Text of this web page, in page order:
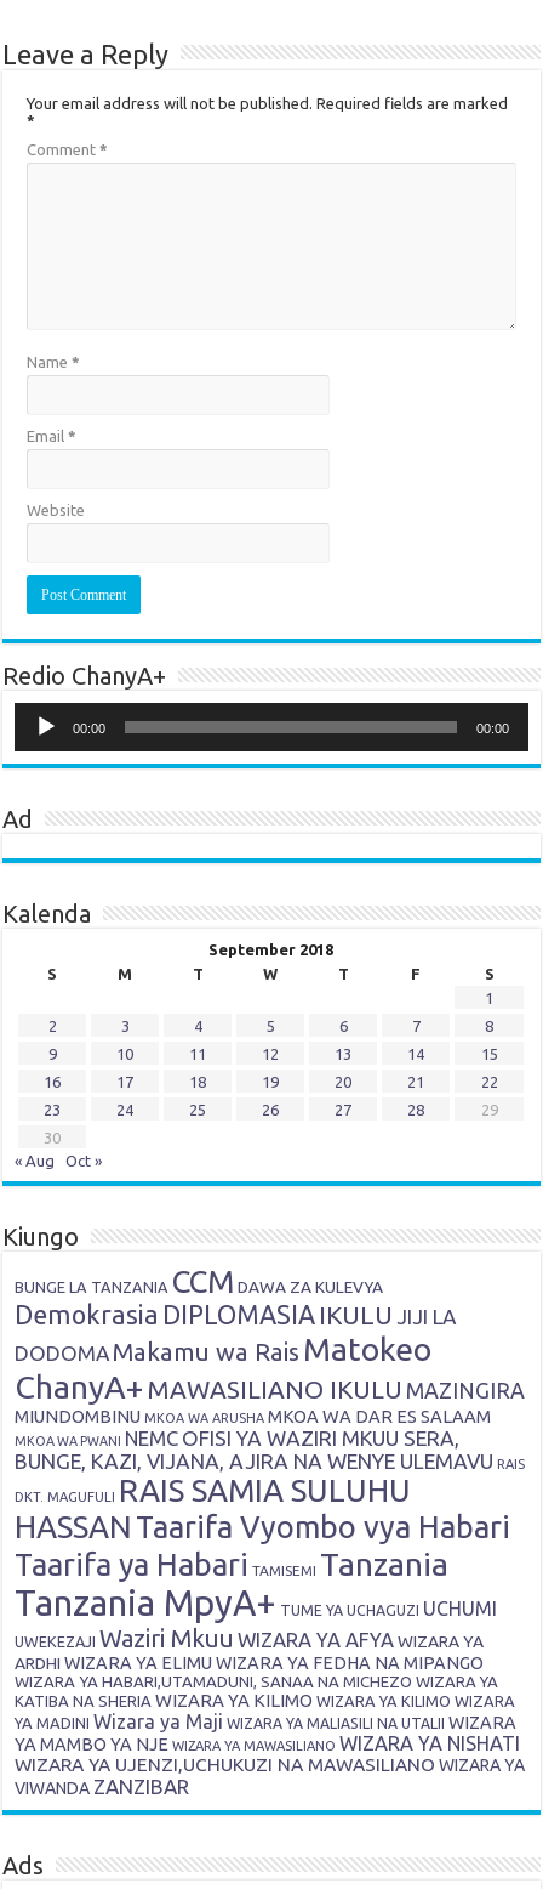
Leave a Reply
Your email address will not be published. Required fields are marked
*
Comment*
Name*
Email*
Website
Redio ChanyA+
Player
00:00 00:00
Ad
Kalenda
September 2018
S
M T W T F
S
1
2
3 4 5 6 7
8
9
10 11 12 13 14
15
16
17 18 19 20 21
22
23
24 25 26 27 28
29
30
« Aug
Oct »
Kiungo
BUNGE LA TANZANIA CCM DAWA ZA KULEVYA
Demokrasia DIPLOMASIA IKULU JIJI LA
DODOMA Makamu wa Rais Matokeo
ChanyA+ MAWASILIANO IKULU MAZINGIRA
MIUNDOMBINU MKOA WA ARUSHA MKOA WA DAR ES SALAAM
MKOA WA PWANI NEMC OFISI YA WAZIRI MKUU SERA,
BUNGE, KAZI, VIJANA, AJIRA NA WENYE ULEMAVU RAIS
DKT. MAGUFULI RAIS SAMIA SULUHU
HASSAN Taarifa Vyombo vya Habari
Taarifa ya Habari TAMISEMI Tanzania
Tanzania MpyA+ TUME YA UCHAGUZI UCHUMI
UWEKEZAJI Waziri Mkuu WIZARA YA AFYA WIZARA YA
ARDHI WIZARA YA ELIMU WIZARA YA FEDHA NA MIPANGO
WIZARA YA HABARI,UTAMADUNI, SANAA NA MICHEZO WIZARA YA
KATIBA NA SHERIA WIZARA YA KILIMO WIZARA YA KILIMO WIZARA
YA MADINI Wizara ya Maji WIZARA YA MALIASILI NA UTALII WIZARA
YA MAMBO YA NJE WIZARA YA MAWASILIANO WIZARA YA NISHATI
WIZARA YA UJENZI,UCHUKUZI NA MAWASILIANO WIZARA YA
VIWANDA ZANZIBAR
Ads